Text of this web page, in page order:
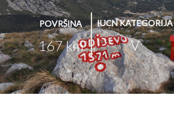
IUCN KATEGORIJA
POVRŠINA
167 km2 V